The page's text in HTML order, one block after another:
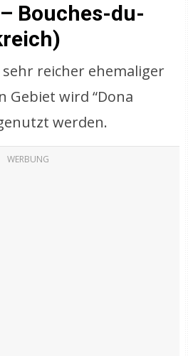
Bouches-du-
sehr reicher ehemaliger
Gebiet wird “Dona
werden.
WERBUNG